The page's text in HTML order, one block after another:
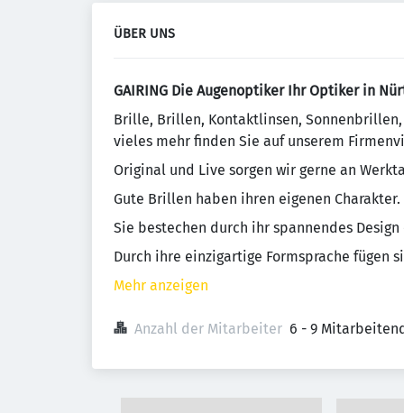
ÜBER UNS
GAIRING Die Augenoptiker Ihr Optiker in
Brille, Brillen, Kontaktlinsen,
vieles mehr finden Sie auf unserem
Original und Live sorgen wir gerne an
Gute Brillen haben ihren eigenen Charakter.
Sie bestechen durch ihr spannendes
Durch ihre einzigartige Formsprache fügen
Mehr anzeigen
Anzahl der Mitarbeiter 6 - 9